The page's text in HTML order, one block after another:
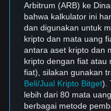
Arbitrum (ARB) ke
bahwa kalkulator ini
dan digunakan untuk
kripto dan mata uang
antara aset kripto dan
kripto dengan fiat atau
fiat), silakan gunakan
Beli/Jual Kripto Bitget).
lebih dari 80 mata
berbagai metode